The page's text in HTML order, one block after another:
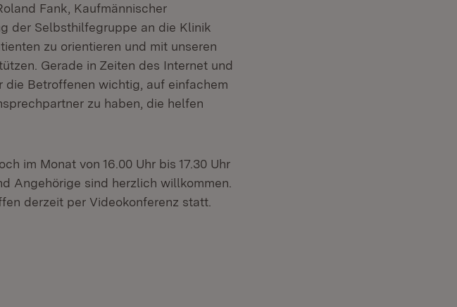
Fank, Kaufmännischer
der Selbsthilfegruppe an die Klinik
zu orientieren und mit unseren
Gerade in Zeiten des Internet und
Betroffenen wichtig, auf einfachem
zu haben, die helfen
im Monat von 16.00 Uhr bis 17.30 Uhr
Angehörige sind herzlich willkommen.
derzeit per Videokonferenz statt.